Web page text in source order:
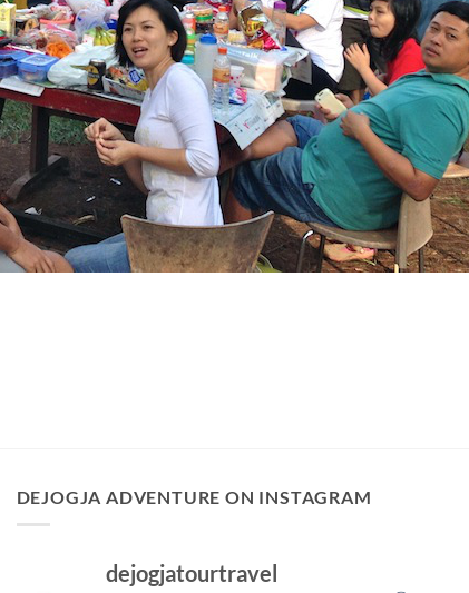
DEJOGJA ADVENTURE ON INSTAGRAM
dejogjatourtravel